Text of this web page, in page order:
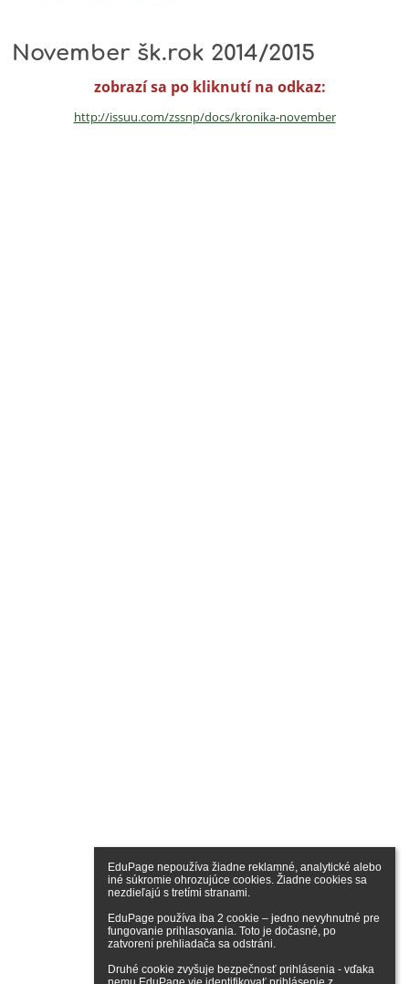
EduPage nepoužíva žiadne reklamné, analytické alebo
iné súkromie ohrozujúce cookies. Žiadne cookies sa
nezdieľajú s tretími stranami.
EduPage používa iba 2 cookie – jedno nevyhnutné pre
fungovanie prihlasovania. Toto je dočasné, po
zatvorení prehliadača sa odstráni.
Druhé cookie zvyšuje bezpečnosť prihlásenia - vďaka
November šk.rok 2014/2015
zobrazí sa po kliknutí na odkaz:
http://issuu.com/zssnp/docs/kronika-november